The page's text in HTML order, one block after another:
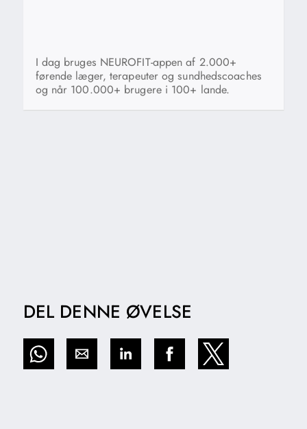
I dag bruges NEUROFIT-appen af 2.000+
førende læger, terapeuter og sundhedscoaches
og når 100.000+ brugere i 100+ lande.
DEL DENNE ØVELSE